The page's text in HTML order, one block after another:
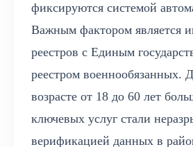
фиксируются системой
Важным фактором является
реестров с Единым
реестром военнообязанных.
возрасте от 18 до 60 лет
ключевых услуг стали
верификацией данных в